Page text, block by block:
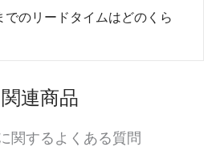
でのリードタイムはどのくら
関連商品
関するよくある質問